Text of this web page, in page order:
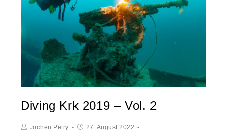
Diving Krk 2019 – Vol. 2
Jochen Petry
27. August 2022